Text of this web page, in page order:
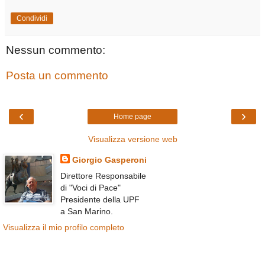
Condividi
Nessun commento:
Posta un commento
‹ ›
Home page
Visualizza versione web
Giorgio Gasperoni
Direttore Responsabile
di "Voci di Pace"
Presidente della UPF
a San Marino.
Visualizza il mio profilo completo